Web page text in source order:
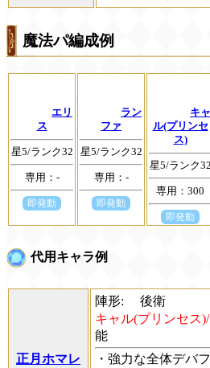
魔法パ編成例
エリ
ス
星5/ランク32
専用：-
即発動
ラン
ファ
星5/ランク32
専用：-
即発動
キャ
ル(プリンセ
ス)
星5/ランク32
専用：300
即発動
代用キャラ例
正月ホマレ
陣形:
後衛
キャル(プリンセス
能
・強力な全体デバ